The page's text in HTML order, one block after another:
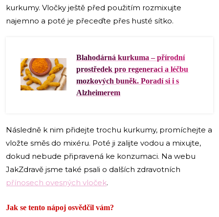
kurkumy. Vločky ještě před použitím rozmixujte
najemno a poté je přeceďte přes husté sítko.
Blahodárná kurkuma – přírodní
prostředek pro regeneraci a léčbu
mozkových buněk. Poradí si i s
Alzheimerem
Následně k nim přidejte trochu kurkumy, promíchejte a
vložte směs do mixéru. Poté ji zalijte vodou a mixujte,
dokud nebude připravená ke konzumaci. Na webu
JakZdravě jsme také psali o dalších zdravotních
přínosech ovesných vloček.
Jak se tento nápoj osvědčil vám?